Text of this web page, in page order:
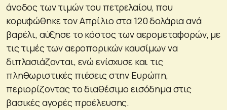
άνοδος των τιμών του πετρελαίου, που
κορυφώθηκε τον Απρίλιο στα 120 δολάρια ανά
βαρέλι, αύξησε το κόστος των αερομεταφορών, με
τις τιμές των αεροπορικών καυσίμων να
διπλασιάζονται, ενώ ενίσχυσε και τις
πληθωριστικές πιέσεις στην Ευρώπη,
περιορίζοντας το διαθέσιμο εισόδημα στις
βασικές αγορές προέλευσης.